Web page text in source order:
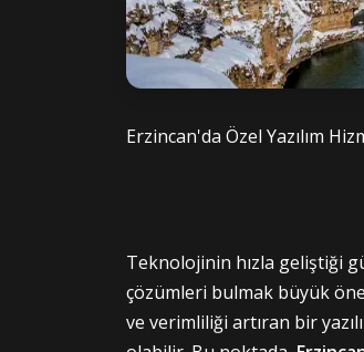
Erzincan'da Özel Yazılım
Teknolojinin hızla geliştiği
çözümleri bulmak büyük
ve verimliliği artıran bir